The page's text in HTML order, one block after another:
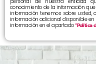
conocimiento de la información
información tenemos sobre usted,
información adicional disponible
información en el apartado“Política